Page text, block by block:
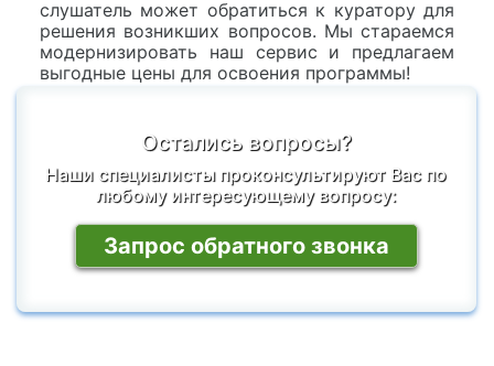
слушатель может обратиться к куратору для
решения возникших вопросов. Мы стараемся
модернизировать наш сервис и предлагаем
выгодные цены для освоения программы!
Остались вопросы?
Наши специалисты проконсультируют Вас по
любому интересующему вопросу:
Запрос обратного звонка